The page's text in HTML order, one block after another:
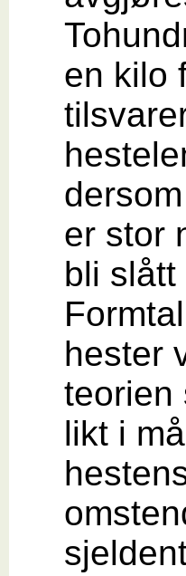
en kilo
er stor
bli
hester
teorien
likt i